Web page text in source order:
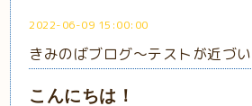
2022-06-09 15:00:00
きみのばブログ～テストが近づ
こんにちは！